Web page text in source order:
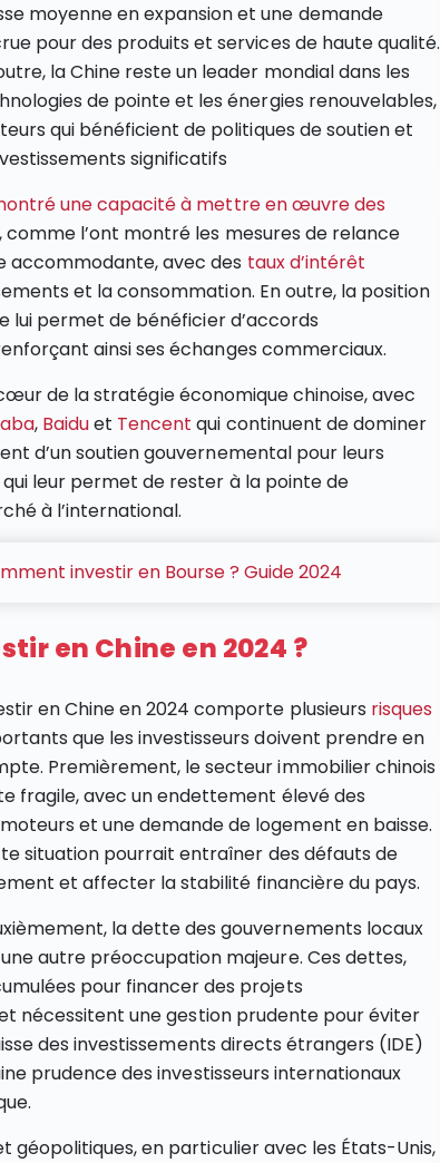
moyenne en expansion et une demande
pour des produits et services de haute qualité.
la Chine reste un leader mondial dans les
de pointe et les énergies renouvelables,
qui bénéficient de politiques de soutien et
significatifs​
une capacité à mettre en œuvre des
, comme l’ont montré les mesures de relance
accommodante, avec des taux d’intérêt
et la consommation. En outre, la position
lui permet de bénéficier d’accords
ainsi ses échanges commerciaux​.
de la stratégie économique chinoise, avec
, Baiduet Tencent qui continuent de dominer
d’un soutien gouvernemental pour leurs
leur permet de rester à la pointe de
à l’international​.
investir en Bourse ? Guide 2024
en Chine en 2024 ?
en Chine en 2024 comporte plusieurs risques
que les investisseurs doivent prendre en
Premièrement, le secteur immobilier chinois
fragile, avec un endettement élevé des
et une demande de logement en baisse.
situation pourrait entraîner des défauts de
et affecter la stabilité financière du pays​.
la dette des gouvernements locaux
autre préoccupation majeure. Ces dettes,
pour financer des projets
nécessitent une gestion prudente pour éviter
des investissements directs étrangers (IDE)
prudence des investisseurs internationaux
géopolitiques, en particulier avec les États-Unis,